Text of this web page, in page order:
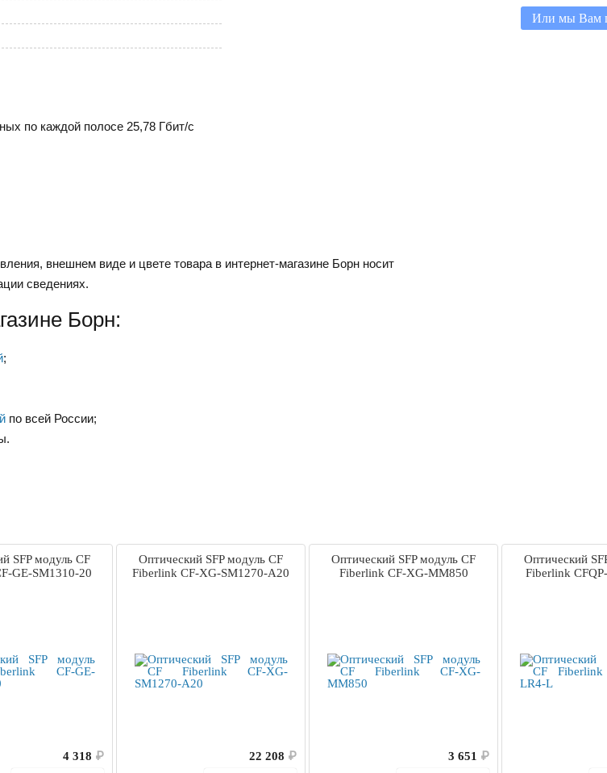
по каждой полосе 25,78 Гбит/с
внешнем виде и цвете товара в интернет-магазине Борн носит
сведениях.
Борн:
;
по всей России;
Или мы Вам
SFP модуль CF
GE-SM1310-20
4 318 ₽
Оптический SFP модуль CF
Fiberlink CF-XG-SM1270-A20
22 208 ₽
Оптический SFP модуль CF
Fiberlink CF-XG-MM850
3 651 ₽
Оптический
Fiberlink